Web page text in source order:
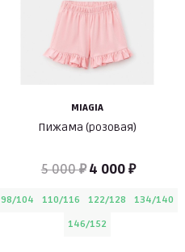
MIAGIA
Пижама (розовая)
5 000 ₽ 4 000 ₽
98/104 110/116 122/128
134/140
146/152